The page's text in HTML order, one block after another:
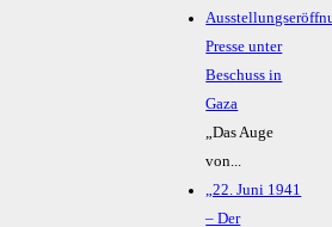
Presse unter
Beschuss in
Gaza
„Das Auge
von...
„22. Juni 1941
– Der